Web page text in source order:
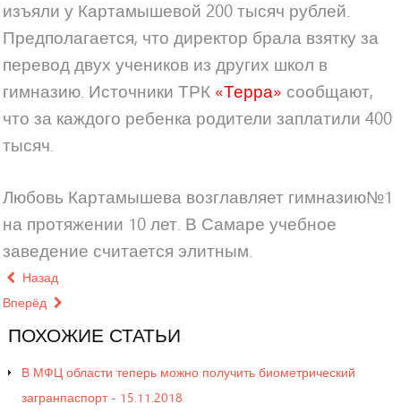
изъяли у Картамышевой 200 тысяч рублей.
Предполагается, что директор брала взятку за
перевод двух учеников из других школ в
гимназию. Источники ТРК «Терра» сообщают,
что за каждого ребенка родители заплатили 400
тысяч.
Любовь Картамышева возглавляет гимназию№1
на протяжении 10 лет. В Самаре учебное
заведение считается элитным.
Назад
Вперёд
ПОХОЖИЕ СТАТЬИ
В МФЦ области теперь можно получить биометрический
загранпаспорт - 15.11.2018